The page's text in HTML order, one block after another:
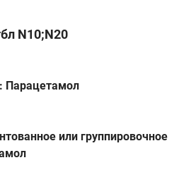
N10;N20
Парацетамол
или группировочное